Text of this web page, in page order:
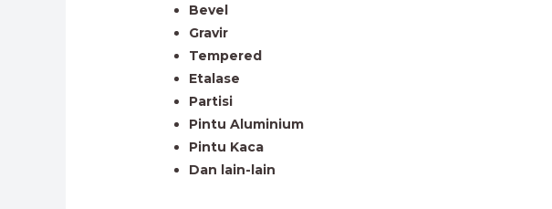
Bevel
Gravir
Tempered
Etalase
Partisi
Pintu Aluminium
Pintu Kaca
Dan lain-lain